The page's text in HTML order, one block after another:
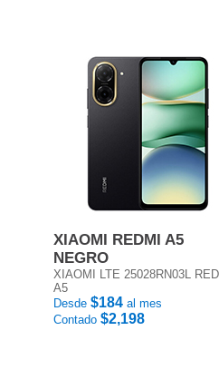
XIAOMI REDMI A5
NEGRO
XIAOMI LTE 25028RN03L
A5
Desde $184 al mes
Contado $2,198